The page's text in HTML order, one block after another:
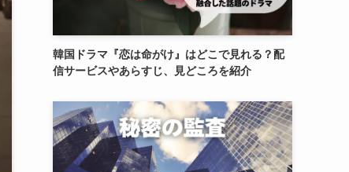
韓国ドラマ『恋は命がけ』はどこで見れる？配
信サービスやあらすじ、見どころを紹介